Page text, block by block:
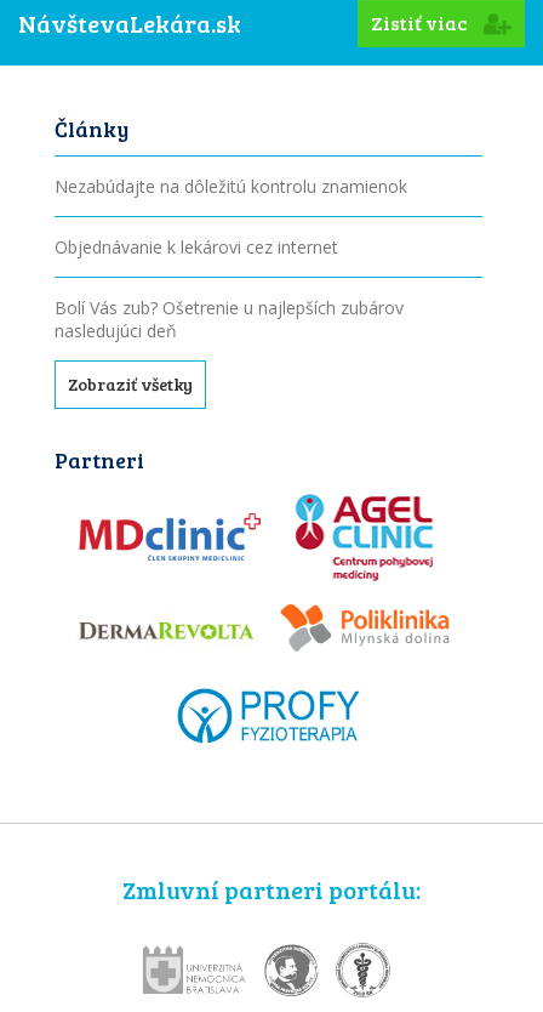
NávštevaLekára.sk
Zistiť viac
Články
Nezabúdajte na dôležitú kontrolu znamienok
Objednávanie k lekárovi cez internet
Bolí Vás zub? Ošetrenie u najlepších zubárov
nasledujúci deň
Zobraziť všetky
Partneri
Zmluvní partneri portálu: